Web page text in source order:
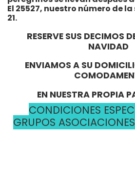
El 25527, nuestro número de
21.
RESERVE SUS DECIMOS
NAVIDAD
ENVIAMOS A SU
EN NUESTRA PROPIA
CONDICIONES
GRUPOS